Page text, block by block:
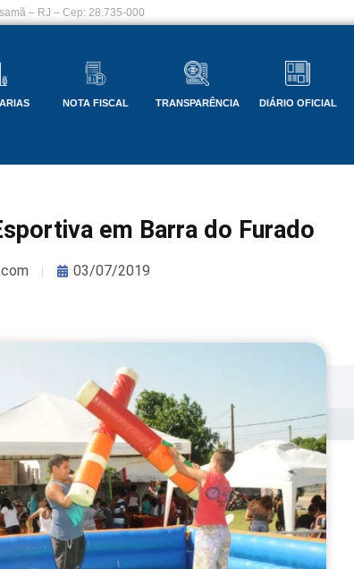
– RJ – Cep: 28.735-000
NOTA FISCAL TRANSPARÊNCIA DIÁRIO OFICIAL
em Barra do Furado
03/07/2019